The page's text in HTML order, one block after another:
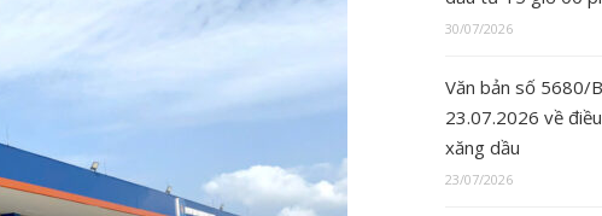
30/07/2026
Văn bản số 5680/
23.07.2026 về
xăng dầu
23/07/2026